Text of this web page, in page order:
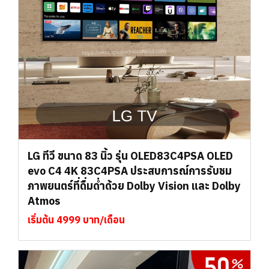
LG ทีวี ขนาด 83 นิ้ว รุ่น OLED83C4PSA OLED
evo C4 4K 83C4PSA ประสบการณ์การรับชม
ภาพยนตร์ที่ดื่มด่ำด้วย Dolby Vision และ Dolby
Atmos
เริ่มต้น 4999 บาท/เดือน